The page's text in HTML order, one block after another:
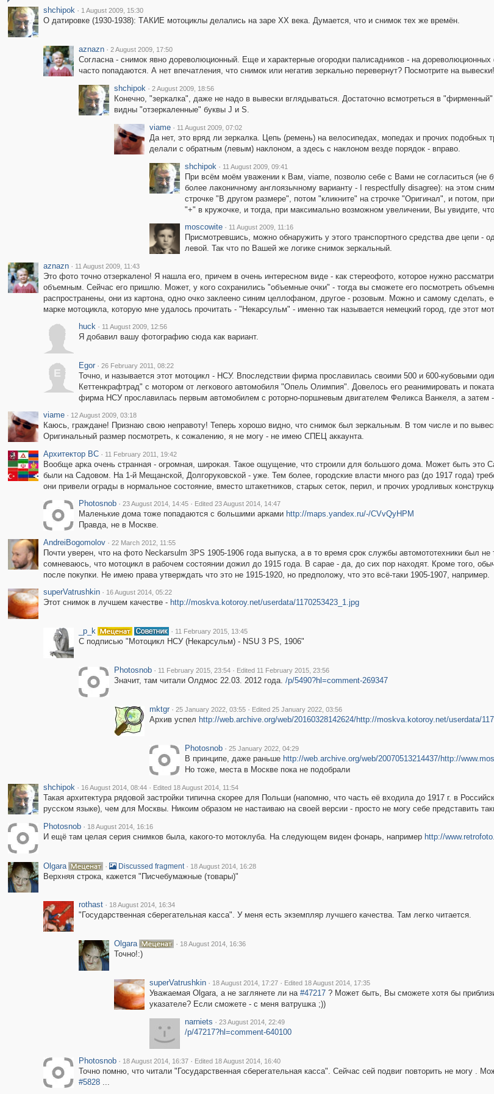
shchipok · 1 August 2009, 15:30
О датировке (1930-1938): ТАКИЕ мотоциклы делались на заре ХХ века. Думается, что и снимок тех же времён.
aznazn · 2 August 2009, 17:50
Согласна - снимок явно дореволюционный. Еще и характерные огородки палисадников - на дореволюционных
часто попадаются. А нет впечатления, что снимок или негатив зеркально перевернут? Посмотрите на вывески!
shchipok · 2 August 2009, 18:56
Конечно, "зеркалка", даже не надо в вывески вглядываться. Достаточно всмотреться в
видны "отзеркаленные" буквы J и S.
viame · 11 August 2009, 07:02
Да нет, это вряд ли зеркалка. Цепь (ремень) на велосипедах, мопедах и прочих подобных
делали с обратным (левым) наклоном, а здесь с наклоном везде порядок - вправо.
shchipok · 11 August 2009, 09:41
При всём моём уважении к Вам, viame, позволю себе с Вами не согласиться (не
более лаконичному англоязычному варианту - I respectfully disagree): на этом
строчке "В другом размере", потом "кликните" на строчке "Оригинал", и потом,
"+" в кружочке, и тогда, при максимально возможном увеличении, Вы
moscowite · 11 August 2009, 11:16
Присмотревшись, можно обнаружить у этого транспортного средства две цепи -
левой. Так что по Вашей же логике снимок зеркальный.
aznazn · 11 August 2009, 11:43
Это фото точно отзеркалено! Я нашла его, причем в очень интересном виде - как стереофото, которое нужно
объемным. Сейчас его пришлю. Может, у кого сохранились "объемные очки" - тогда вы сможете его посмотреть
распространены, они из картона, одно очко заклеено синим целлофаном, другое - розовым. Можно и самому
марке мотоцикла, которую мне удалось прочитать - "Некарсульм" - именно так называется немецкий город, где этот
huck · 11 August 2009, 12:56
Я добавил вашу фотографию сюда как вариант.
E
Egor · 26 February 2011, 08:22
Точно, и называется этот мотоцикл - НСУ. Впоследствии фирма прославилась своими 500 и 600-кубовыми
Кеттенкрафтрад" с мотором от легкового автомобиля "Опель Олимпия". Довелось его реанимировать и
фирма НСУ прославилась первым автомобилем с роторно-поршневым двигателем Феликса Ванкеля, а затем
viame · 12 August 2009, 03:18
Каюсь, граждане! Признаю свою неправоту! Теперь хорошо видно, что снимок был зеркальным. В том числе и по
Оригинальный размер посмотреть, к сожалению, я не могу - не имею СПЕЦ аккаунта.
Архитектор ВС · 11 February 2011, 19:42
Вообще арка очень странная - огромная, широкая. Такое ощущение, что строили для большого дома. Может быть это
были на Садовом. На 1-й Мещанской, Долгоруковской - уже. Тем более, городские власти много раз (до 1917 года)
они привели ограды в нормальное состояние, вместо штакетников, старых сеток, перил, и прочих уродливых
Photosnob · 23 August 2014, 14:45 · Edited 23 August 2014, 14:47
Маленькие дома тоже попадаются с большими арками http://maps.yandex.ru/-/CVvQyHPM
Правда, не в Москве.
AndreiBogomolov · 22 March 2012, 11:55
Почти уверен, что на фото Neckarsulm 3PS 1905-1906 года выпуска, а в то время срок службы автомототехники был
сомневаюсь, что мотоцикл в рабочем состоянии дожил до 1915 года. В сарае - да, до сих пор находят. Кроме того,
после покупки. Не имею права утверждать что это не 1915-1920, но предположу, что это всё-таки 1905-1907, например.
superVatrushkin · 16 August 2014, 05:22
Этот снимок в лучшем качестве - http://moskva.kotoroy.net/userdata/1170253423_1.jpg
_p_k · 11 February 2015, 13:45
С подписью "Мотоцикл НСУ (Некарсульм) - NSU 3 PS, 1906"
Photosnob · 11 February 2015, 23:54 · Edited 11 February 2015, 23:56
Значит, там читали Олдмос 22.03. 2012 года. /p/5490?hl=comment-269347
mktgr · 25 January 2022, 03:55 · Edited 25 January 2022, 03:56
Архив успел http://web.archive.org/web/20160328142624/http://moskva.kotoroy.net/userdata/
Photosnob · 25 January 2022, 04:29
В принципе, даже раньше http://web.archive.org/web/20070513214437/http://
Но тоже, места в Москве пока не подобрали
shchipok · 16 August 2014, 08:44 · Edited 18 August 2014, 11:54
Такая архитектура рядовой застройки типична скорее для Польши (напомню, что часть её входила до 1917 г. в
русском языке), чем для Москвы. Никоим образом не настаиваю на своей версии - просто не могу себе представить
Photosnob · 18 August 2014, 16:16
И ещё там целая серия снимков была, какого-то мотоклуба. На следующем виден фонарь, например http://
Olgara · Discussed fragment · 18 August 2014, 16:28
Верхняя строка, кажется "Писчебумажные (товары)"
rothast · 18 August 2014, 16:34
"Государственная сберегательная касса". У меня есть экземпляр лучшего качества. Там легко читается.
Olgara · 18 August 2014, 16:36
Точно!:)
superVatrushkin · 18 August 2014, 17:27 · Edited 18 August 2014, 17:35
Уважаемая Olgara, а не заглянете ли на #47217? Может быть, Вы сможете хотя бы
указателе? Если сможете - с меня ватрушка ;))
narniets · 23 August 2014, 22:49
/p/47217?hl=comment-640100
Photosnob · 18 August 2014, 16:37 · Edited 18 August 2014, 16:40
Точно помню, что читали "Государственная сберегательная касса". Сейчас сей подвиг повторить не могу .
#5828...